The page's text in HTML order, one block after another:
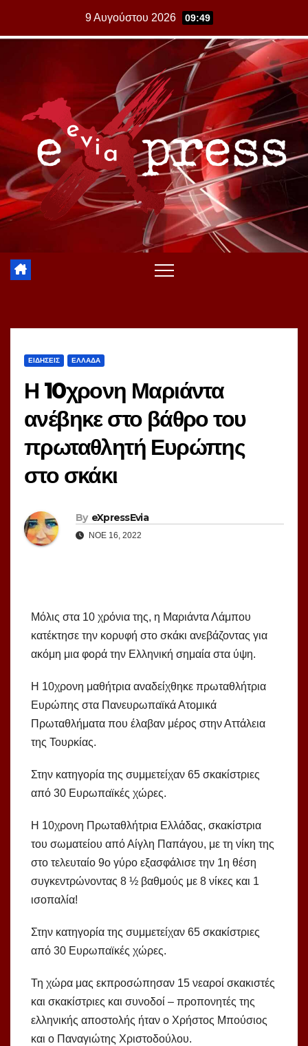
9 Αυγούστου 2026 09:49
ΕΙΔΗΣΕΙΣ ΕΛΛΑΔΑ
Η 10χρονη Μαριάντα
ανέβηκε στο βάθρο του
πρωταθλητή Ευρώπης
στο σκάκι
By eXpressEvia
ΝΟΈ 16, 2022
Μόλις στα 10 χρόνια της, η Μαριάντα Λάμπου
κατέκτησε την κορυφή στο σκάκι ανεβάζοντας για
ακόμη μια φορά την Ελληνική σημαία στα ύψη.
Η 10χρονη μαθήτρια αναδείχθηκε πρωταθλήτρια
Ευρώπης στα Πανευρωπαϊκά Ατομικά
Πρωταθλήματα που έλαβαν μέρος στην Αττάλεια
της Τουρκίας.
Στην κατηγορία της συμμετείχαν 65 σκακίστριες
από 30 Ευρωπαϊκές χώρες.
Η 10χρονη Πρωταθλήτρια Ελλάδας, σκακίστρια
του σωματείου από Αίγλη Παπάγου, με τη νίκη της
στο τελευταίο 9ο γύρο εξασφάλισε την 1η θέση
συγκεντρώνοντας 8 ½ βαθμούς με 8 νίκες και 1
ισοπαλία!
Στην κατηγορία της συμμετείχαν 65 σκακίστριες
από 30 Ευρωπαϊκές χώρες.
Τη χώρα μας εκπροσώπησαν 15 νεαροί σκακιστές
και σκακίστριες και συνοδοί – προπονητές της
ελληνικής αποστολής ήταν ο Χρήστος Μπούσιος
και ο Παναγιώτης Χριστοδούλου.